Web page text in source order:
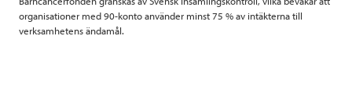
organisationer med 90-konto använder minst 75 % av intäkterna till
verksamhetens ändamål.